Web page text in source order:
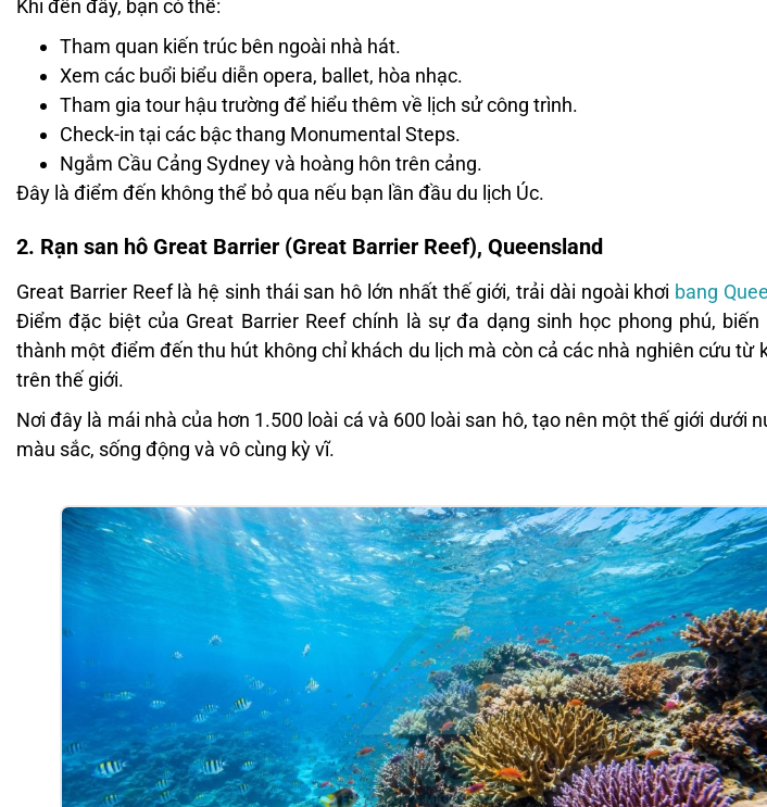
Khi đến đây, bạn có thể:
Tham quan kiến trúc bên ngoài nhà hát.
Xem các buổi biểu diễn opera, ballet, hòa nhạc.
Tham gia tour hậu trường để hiểu thêm về lịch sử công trình.
Check-in tại các bậc thang Monumental Steps.
Ngắm Cầu Cảng Sydney và hoàng hôn trên cảng.
Đây là điểm đến không thể bỏ qua nếu bạn lần đầu du lịch Úc.
2. Rạn san hô Great Barrier (Great Barrier Reef), Queensland
Great Barrier Reef là hệ sinh thái san hô lớn nhất thế giới, trải dài ngoài khơi bang
Điểm đặc biệt của Great Barrier Reef chính là sự đa dạng sinh học phong phú, biến
thành một điểm đến thu hút không chỉ khách du lịch mà còn cả các nhà nghiên cứu từ
trên thế giới.
Nơi đây là mái nhà của hơn 1.500 loài cá và 600 loài san hô, tạo nên một thế giới dưới
màu sắc, sống động và vô cùng kỳ vĩ.